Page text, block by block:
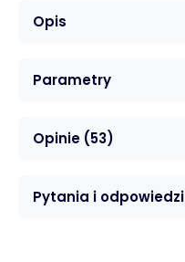
Opis
Parametry
Opinie (53)
Pytania i odpowiedzi